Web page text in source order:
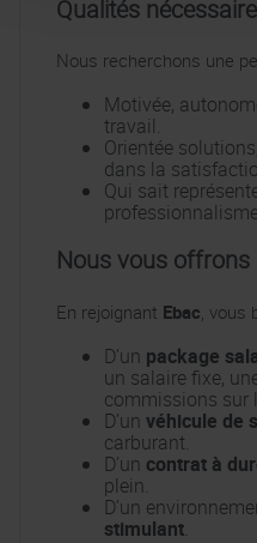
Qualités
Nous recherchons une
Motivée,
travail.
Orientée
dans la
Qui sait
Nous vous offrons
En rejoignant Ebac ,
D’un package
un salaire fixe,
commissions sur
D’un véhicule de
carburant.
D’un contrat à
plein.
D’un
stimulant.